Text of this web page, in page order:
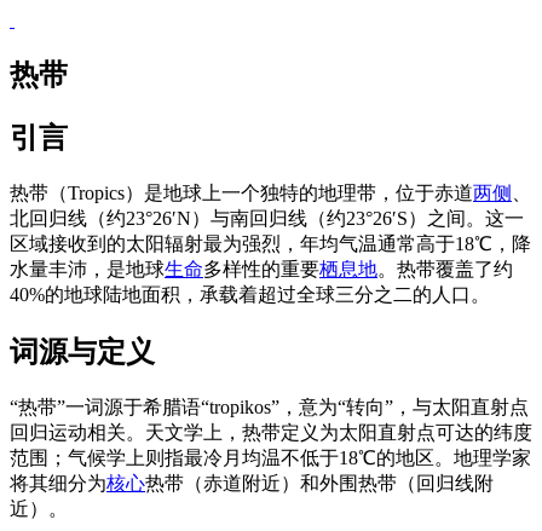
热带
引言
热带（Tropics）是地球上一个独特的地理带，位于赤道两侧
北回归线（约23°26′N）与南回归线（约23°26′S）之间。这一
区域接收到的太阳辐射最为强烈，年均气温通常高于18℃，降
水量丰沛，是地球生命多样性的重要栖息地。热带覆盖了约
40%的地球陆地面积，承载着超过全球三分之二的人口。
词源与定义
“热带”一词源于希腊语“tropikos”，意为“转向”，与太阳直射点
回归运动相关。天文学上，热带定义为太阳直射点可达的纬度
范围；气候学上则指最冷月均温不低于18℃的地区。地理学家
将其细分为核心热带（赤道附近）和外围热带（回归线附
近）。